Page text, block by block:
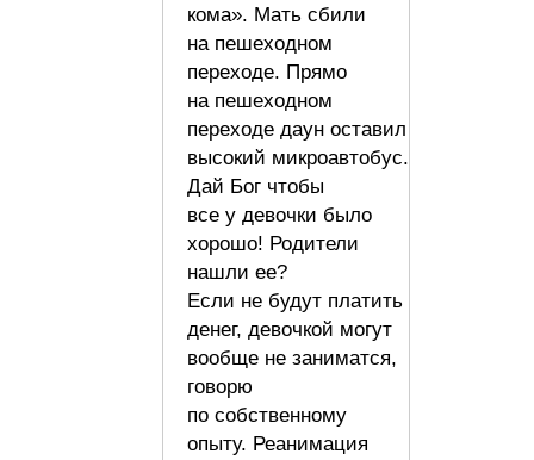
кома». Мать сбили
на пешеходном
переходе. Прямо
на пешеходном
переходе даун оставил
высокий микроавтобус.
Дай Бог чтобы
все у девочки было
хорошо! Родители
нашли ее?
Если не будут платить
денег, девочкой могут
вообще не заниматся,
говорю
по собственному
опыту. Реанимация